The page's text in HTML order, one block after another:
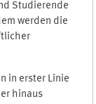
Studierende
werden die
in erster Linie
hinaus